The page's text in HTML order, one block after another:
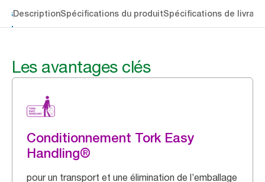
DescriptionSpécifications du produitSpécifications de
Les avantages clés
Conditionnement Tork Easy
Handling®
pour un transport et une élimination de l’emballage